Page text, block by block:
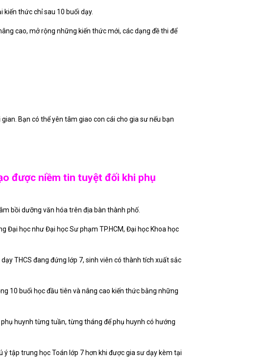
kiến thức chỉ sau 10 buổi dạy.
cao, mở rộng những kiến thức mới, các dạng đề thi để
Bạn có thể yên tâm giao con cái cho gia sư nếu bạn
được niềm tin tuyệt đối khi phụ
bồi dưỡng văn hóa trên địa bàn thành phố.
Đại học như Đại học Sư phạm TP.HCM, Đại học Khoa học
THCS đang đứng lớp 7, sinh viên có thành tích xuất sắc
10 buổi học đầu tiên và nâng cao kiến thức bằng những
huynh từng tuần, từng tháng để phụ huynh có hướng
tập trung học Toán lớp 7 hơn khi được gia sư dạy kèm tại